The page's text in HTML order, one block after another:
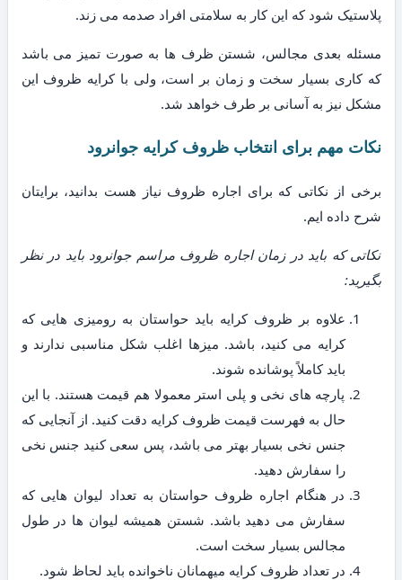
پلاستیک شود که این کار به سلامتی افراد صدمه می زند.
مسئله بعدی مجالس، شستن ظرف ها به صورت تمیز می باشد
که کاری بسیار سخت و زمان بر است، ولی با کرایه ظروف این
مشکل نیز به آسانی بر طرف خواهد شد.
نکات مهم برای انتخاب ظروف کرایه جوانرود
برخی از نکاتی که برای اجاره ظروف نیاز هست بدانید، برایتان
شرح داده ایم.
نکاتی که باید در زمان اجاره ظروف مراسم جوانرود باید در نظر
بگیرید:
علاوه بر ظروف کرایه باید حواستان به رومیزی هایی که
کرایه می کنید، باشد. میزها اغلب شکل مناسبی ندارند و
باید کاملاً پوشانده شوند.
پارچه های نخی و پلی استر معمولا هم قیمت هستند. با این
حال به فهرست قیمت ظروف کرایه دقت کنید. از آنجایی که
جنس نخی بسیار بهتر می باشد، پس سعی کنید جنس نخی
را سفارش دهید.
در هنگام اجاره ظروف حواستان به تعداد لیوان هایی که
سفارش می دهید باشد. شستن همیشه لیوان ها در طول
مجالس بسیار سخت است.
در تعداد ظروف کرایه میهمانان ناخوانده باید لحاظ شود.